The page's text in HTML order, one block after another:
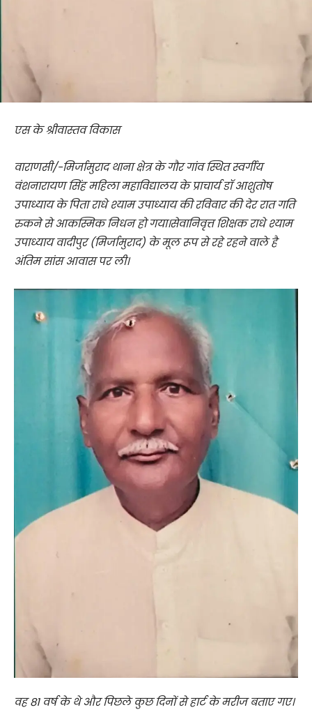
एस के श्रीवास्तव विकास
वाराणसी/-मिर्जामुराद थाना क्षेत्र के गौर गांव स्थित स्वर्गीय
वंशनारायण सिंह महिला महाविद्यालय के प्राचार्य डॉ आशुतोष
उपाध्याय के पिता राधे श्याम उपाध्याय की रविवार की देर रात गति
रुकने से आकस्मिक निधन हो गया।सेवानिवृत्त शिक्षक राधे श्याम
उपाध्याय वादीपुर (मिर्जामुराद) के मूल रूप से रहे रहने वाले है
अंतिम सांस आवास पर ली।
वह 81 वर्ष के थे और पिछले कुछ दिनों से हार्ट के मरीज बताए गए।